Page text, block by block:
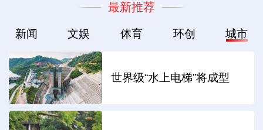
最新推荐
新闻 文娱 体育 环创 城市
世界级“水上电梯”将成型